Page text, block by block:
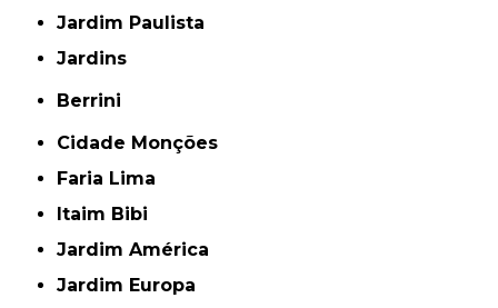
Jardim Paulista
Jardins
Berrini
Cidade Monções
Faria Lima
Itaim Bibi
Jardim América
Jardim Europa